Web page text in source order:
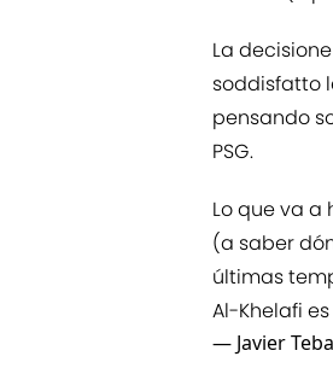
La
soddisfatto
pensando
PSG.
Lo que va
(a saber
últimas
Al-Khelafi
— Javier